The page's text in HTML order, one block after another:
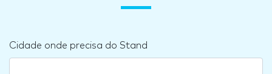
Cidade onde precisa do Stand